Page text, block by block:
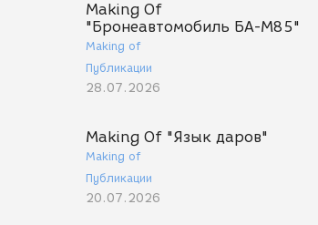
Making Of
"Бронеавтомобиль БА-М85"
Making of
Публикации
28.07.2026
Making Of "Язык даров"
Making of
Публикации
20.07.2026